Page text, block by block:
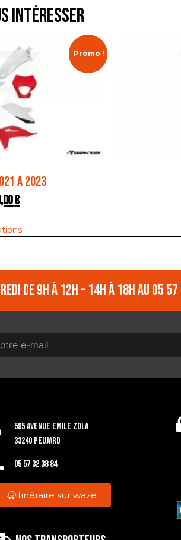
intéresser
Promo !
A 2023
€
de 9h à 12h - 14h à 18h au 05 57
595 Avenue Emile Zola
33240 Peujard
05 57 32 38 84
itinéraire sur waze